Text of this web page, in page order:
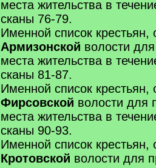
места жительства в
сканы 76-79.
Именной список крестьян,
Армизонской волости
места жительства в
сканы 81-87.
Именной список крестьян,
Фирсовской волости для
места жительства в
сканы 90-93.
Именной список крестьян,
Кротовской волости для